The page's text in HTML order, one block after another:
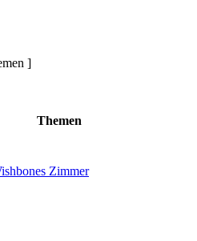
]
Themen
Zimmer